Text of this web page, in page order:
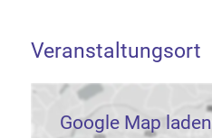
Veranstaltungsort
Google Map laden